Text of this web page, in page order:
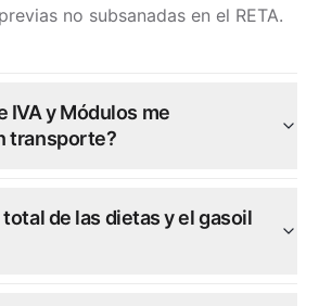
no subsanadas en el RETA.
IVA y Módulos me
transporte?
de las dietas y el gasoil